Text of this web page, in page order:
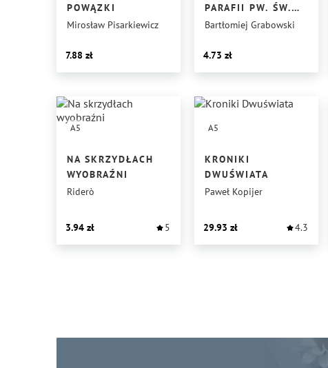
POWĄZKI
Mirosław Pisarkiewicz
7.88
PARAFII PW. ŚW.
MATEUSZA
NAD GOPŁEM
Bartłomiej Grabowski
4.73
A5
NA SKRZYDŁACH
WYOBRAŹNI
Riderò
3.94 5
A5
KRONIKI
DWUŚWIATA
Paweł Kopijer
29.93 4.3